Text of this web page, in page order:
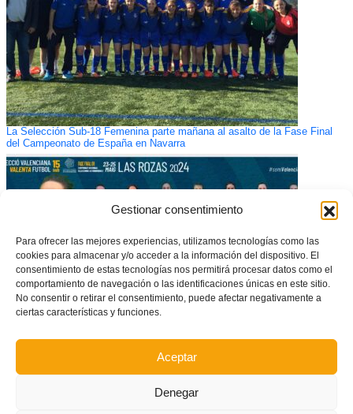
Gestionar consentimiento
Para ofrecer las mejores experiencias, utilizamos tecnologías como las
cookies para almacenar y/o acceder a la información del dispositivo. El
consentimiento de estas tecnologías nos permitirá procesar datos como el
comportamiento de navegación o las identificaciones únicas en este sitio.
No consentir o retirar el consentimiento, puede afectar negativamente a
ciertas características y funciones.
Aceptar
Denegar
La Selección Sub-18 Femenina parte mañana al asalto de la Fase Final
del Campeonato de España en Navarra
que disputará la Fase Final Oro del Campeonato de España en Las Rozas